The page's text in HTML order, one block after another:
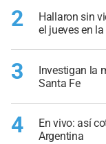
2
Hallaron sin
el jueves en
3
Investigan la
Santa Fe
4
En vivo: así
Argentina